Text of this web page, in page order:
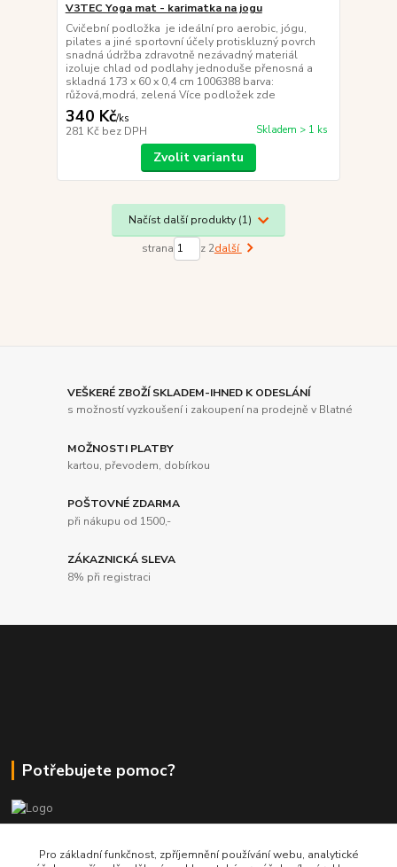
V3TEC Yoga mat - karimatka na jogu
Cvičební podložka je ideální pro aerobic, jógu,
pilates a jiné sportovní účely protiskluzný povrch
snadná údržba zdravotně nezávadný materiál
izoluje chlad od podlahy jednoduše přenosná a
skladná 173 x 60 x 0,4 cm 1006388 barva:
růžová,modrá, zelená Více podložek zde
340 Kč/ks
281 Kč bez DPH Skladem > 1 ks
Zvolit variantu
Načíst další produkty (1)
strana z 2další
VEŠKERÉ ZBOŽÍ SKLADEM-IHNED K ODESLÁNÍ
s možností vyzkoušení i zakoupení na prodejně v Blatné
MOŽNOSTI PLATBY
kartou, převodem, dobírkou
POŠTOVNÉ ZDARMA
při nákupu od 1500,-
ZÁKAZNICKÁ SLEVA
8% při registraci
Potřebujete pomoc?
+420 380 830 198
Pro základní funkčnost, zpříjemnění používání webu, analytické